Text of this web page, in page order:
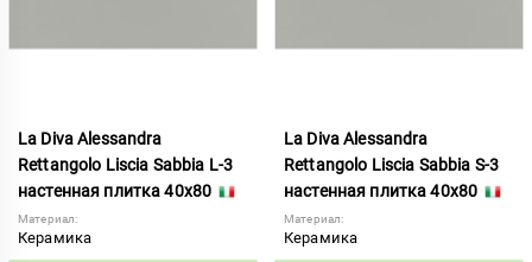
La Diva Alessandra
Rettangolo Liscia Sabbia L-3
настенная плитка 40x80
Материал:
Керамика
La Diva Alessandra
Rettangolo Liscia Sabbia S-3
настенная плитка 40x80
Материал:
Керамика